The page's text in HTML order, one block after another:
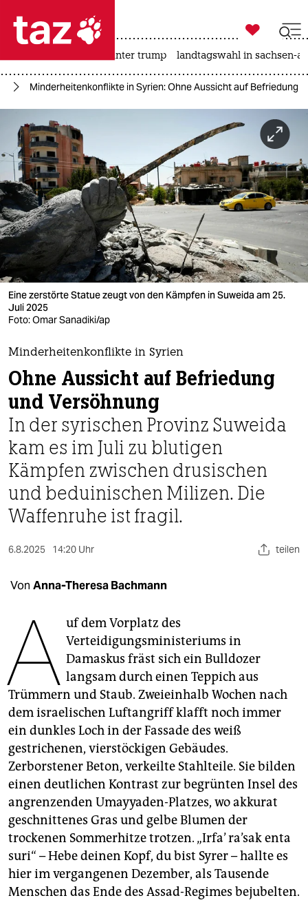
 taz zahl ich
taz zahl ich
themen
politik
öko
gesellschaft
kultur
sport
berlin
wahrheit
verlag
verlag
veranstaltungen
fragen & hilfe
genossenschaft
epaper login

taz zahl ich
usa unter trump landtagswahl in sachsen-
Minderheitenkonflikte in Syrien: Ohne Aussicht auf Befriedung
Eine zerstörte Statue zeugt von den Kämpfen in Suweida am 25.
Juli 2025
Foto: Omar Sanadiki/ap
Minderheitenkonflikte in Syrien
Ohne Aussicht auf Befriedung
und Versöhnung
In der syrischen Provinz Suweida
kam es im Juli zu blutigen
Kämpfen zwischen drusischen
und beduinischen Milizen. Die
Waffenruhe ist fragil.
6.8.2025 14:20 Uhr teilen
Von Anna-Theresa Bachmann
A uf dem Vorplatz des
Verteidigungsministeriums in
Damaskus fräst sich ein Bulldozer
langsam durch einen Teppich aus
Trümmern und Staub. Zweieinhalb Wochen nach
dem israelischen Luftangriff klafft noch immer
ein dunkles Loch in der Fassade des weiß
gestrichenen, vierstöckigen Gebäudes.
Zerborstener Beton, verkeilte Stahlteile. Sie bilden
einen deutlichen Kontrast zur begrünten Insel des
angrenzenden Umayyaden-Platzes, wo akkurat
geschnittenes Gras und gelbe Blumen der
trockenen Sommerhitze trotzen. „Irfa’ ra’sak enta
suri“ – Hebe deinen Kopf, du bist Syrer – hallte es
hier im vergangenen Dezember, als Tausende
Menschen das Ende des Assad-Regimes bejubelten.